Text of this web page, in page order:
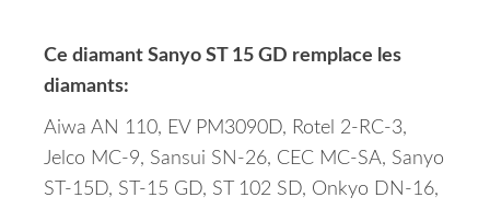
Ce diamant Sanyo ST 15 GD remplace les
diamants:
Aiwa AN 110, EV PM3090D, Rotel 2-RC-3,
Jelco MC-9, Sansui SN-26, CEC MC-SA, Sanyo
ST-15D, ST-15 GD, ST 102 SD, Onkyo DN-16,